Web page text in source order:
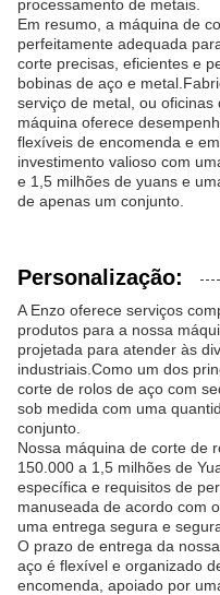
processamento de metais.
Em resumo, a máquina de
perfeitamente adequada
corte precisas, eficientes e
bobinas de aço e
serviço de metal, ou
máquina oferece
flexíveis de encomenda e
investimento valioso com
e 1,5 milhões de yuans e
de apenas um conjunto.
Personalização:
A Enzo oferece serviços
produtos para a nossa
projetada para atender às
industriais.Como um dos
corte de rolos de aço com
sob medida com uma
conjunto.
Nossa máquina de corte de
150.000 a 1,5 milhões de
específica e requisitos de
manuseada de acordo com
uma entrega segura e
O prazo de entrega da
aço é flexível e organizado
encomenda, apoiado por